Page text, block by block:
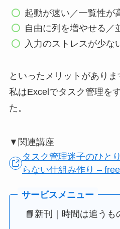
起動が速い／一覧性が
自由に列を増やせる／
入力のストレスが少な
といったメリットがありま
私はExcelでタスク管理を
た。
▼関連講座
タスク管理迷子のひと
らない仕組み作り –
📘新刊｜時間は追うも